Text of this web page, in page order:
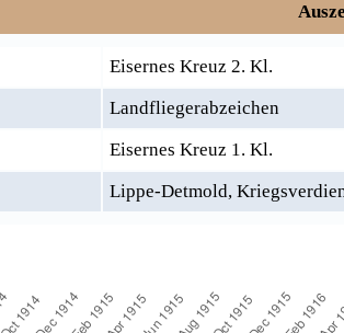
Eisernes Kreuz 2. Kl.
Landfliegerabzeichen
Eisernes Kreuz 1. Kl.
Lippe-Detmold,